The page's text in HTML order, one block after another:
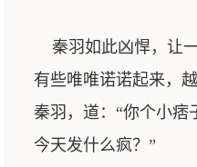
秦羽如此凶悍，让
有些唯唯诺诺起来，
秦羽，道：“你个小痞
今天发什么疯？”